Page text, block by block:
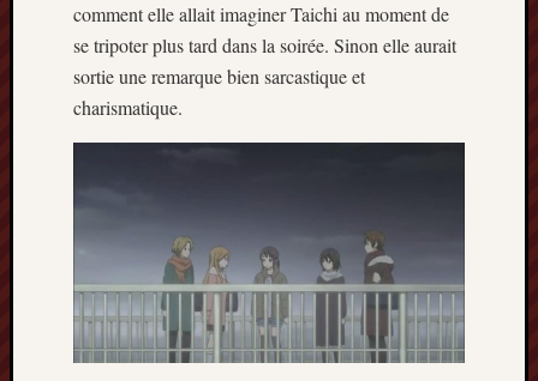
comment elle allait imaginer Taichi au moment de
se tripoter plus tard dans la soirée. Sinon elle aurait
sortie une remarque bien sarcastique et
charismatique.